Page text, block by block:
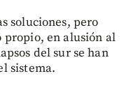
soluciones, pero
propio, en alusión al
del sur se han
sistema.